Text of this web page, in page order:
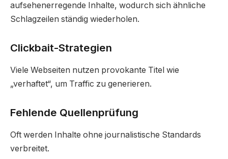
aufsehenerregende Inhalte, wodurch sich ähnliche
Schlagzeilen ständig wiederholen.
Clickbait-Strategien
Viele Webseiten nutzen provokante Titel wie
„verhaftet“, um Traffic zu generieren.
Fehlende Quellenprüfung
Oft werden Inhalte ohne journalistische Standards
verbreitet.